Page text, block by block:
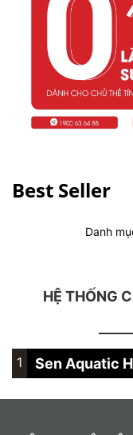
Best Seller
Danh
HỆ THỐNG
1 Sen Aquatic